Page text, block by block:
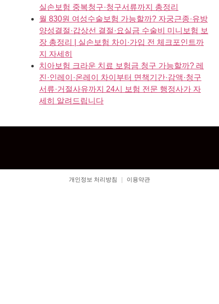
실손보험 중복청구·청구서류까지 총정리
월 830원 여성수술보험 가능할까? 자궁근종·유방
양성결절·갑상선 결절·요실금 수술비 미니보험 보
장 총정리 | 실손보험 차이·가입 전 체크포인트까
지 자세히
치아보험 크라운 치료 보험금 청구 가능할까? 레
진·인레이·온레이 차이부터 면책기간·감액·청구
서류·거절사유까지 24시 보험 전문 행정사가 자
세히 알려드립니다
개인정보 처리방침 | 이용약관